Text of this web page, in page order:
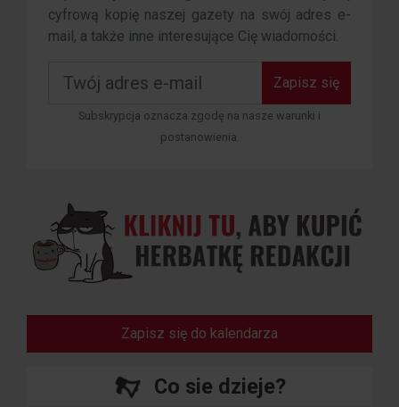
cyfrową kopię naszej gazety na swój adres e-
mail, a także inne interesujące Cię wiadomości.
Zapisz się
Subskrypcja oznacza zgodę na nasze warunki i
postanowienia.
Zapisz się do kalendarza
Co sie dzieje?